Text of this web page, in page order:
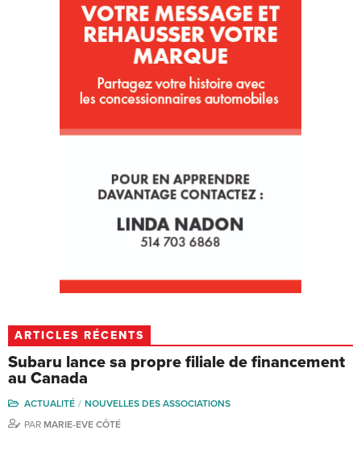
ARTICLES RÉCENTS
Subaru lance sa propre filiale de financement
au Canada
ACTUALITÉ
NOUVELLES DES ASSOCIATIONS
PAR MARIE-EVE CÔTÉ